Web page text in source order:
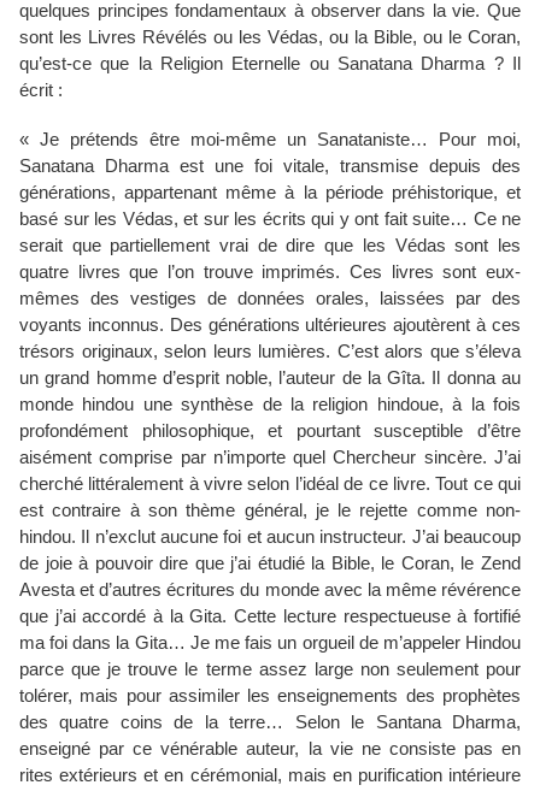
quelques principes fondamentaux à observer dans la vie. Que
sont les Livres Révélés ou les Védas, ou la Bible, ou le Coran,
qu’est-ce que la Religion Eternelle ou Sanatana Dharma ? Il
écrit :
« Je prétends être moi-même un Sanataniste… Pour moi,
Sanatana Dharma est une foi vitale, transmise depuis des
générations, appartenant même à la période préhistorique, et
basé sur les Védas, et sur les écrits qui y ont fait suite… Ce ne
serait que partiellement vrai de dire que les Védas sont les
quatre livres que l’on trouve imprimés. Ces livres sont eux-
mêmes des vestiges de données orales, laissées par des
voyants inconnus. Des générations ultérieures ajoutèrent à ces
trésors originaux, selon leurs lumières. C’est alors que s’éleva
un grand homme d’esprit noble, l’auteur de la Gîta. Il donna au
monde hindou une synthèse de la religion hindoue, à la fois
profondément philosophique, et pourtant susceptible d’être
aisément comprise par n’importe quel Chercheur sincère. J’ai
cherché littéralement à vivre selon l’idéal de ce livre. Tout ce qui
est contraire à son thème général, je le rejette comme non-
hindou. Il n’exclut aucune foi et aucun instructeur. J’ai beaucoup
de joie à pouvoir dire que j’ai étudié la Bible, le Coran, le Zend
Avesta et d’autres écritures du monde avec la même révérence
que j’ai accordé à la Gita. Cette lecture respectueuse à fortifié
ma foi dans la Gita… Je me fais un orgueil de m’appeler Hindou
parce que je trouve le terme assez large non seulement pour
tolérer, mais pour assimiler les enseignements des prophètes
des quatre coins de la terre… Selon le Santana Dharma,
enseigné par ce vénérable auteur, la vie ne consiste pas en
rites extérieurs et en cérémonial, mais en purification intérieure